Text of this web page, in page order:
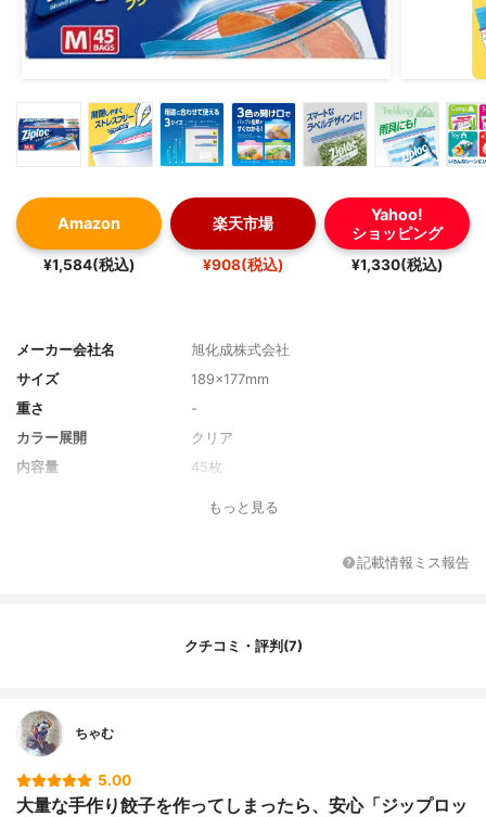
Amazon
¥1,584(税込)
楽天市場
¥908(税込)
Yahoo!
ショッピング
¥1,330(税込)
メーカー会社名
旭化成株式会社
サイズ
189×177mm
重さ
-
カラー展開
クリア
内容量
45枚
可能（油分の多い食品は耐熱温度を超える
もっと見る
記載情報ミス報告
クチコミ・評判(7)
ちゃむ
5.00
大量な手作り餃子を作ってしまったら、安心「ジップロッ